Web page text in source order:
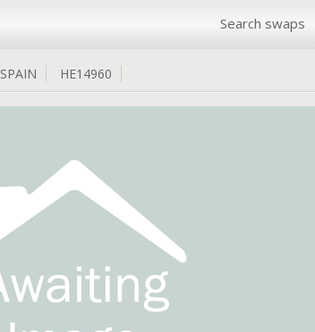
Search swaps
SPAIN HE14960